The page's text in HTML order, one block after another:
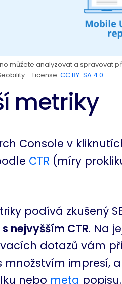
můžete analyzovat a spravovat
– License: CC BY-SA 4.0
metriky
Console v
CTR (míry
podívá zkušený
​​nejvyšším CTR. Na
dotazů vám
impresí,
nebo meta